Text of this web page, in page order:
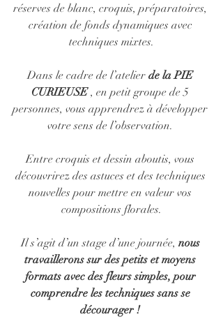
réserves de blanc, croquis, préparatoires,
création de fonds dynamiques avec
techniques mixtes.
Dans le cadre de l’atelier de la PIE
CURIEUSE , en petit groupe de 5
personnes, vous apprendrez à développer
votre sens de l’observation.
Entre croquis et dessin aboutis, vous
découvrirez des astuces et des techniques
nouvelles pour mettre en valeur vos
compositions florales.
Il s’agit d’un stage d’une journée, nous
travaillerons sur des petits et moyens
formats avec des fleurs simples, pour
comprendre les techniques sans se
décourager !